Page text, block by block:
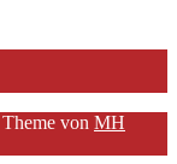
von MH